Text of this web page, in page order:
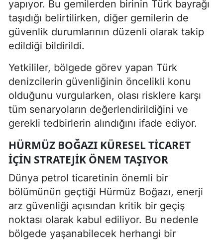
yapıyor. Bu gemilerden birinin Türk bayrağı
taşıdığı belirtilirken, diğer gemilerin de
güvenlik durumlarının düzenli olarak takip
edildiği bildirildi.
Yetkililer, bölgede görev yapan Türk
denizcilerin güvenliğinin öncelikli konu
olduğunu vurgularken, olası risklere karşı
tüm senaryoların değerlendirildiğini ve
gerekli tedbirlerin alındığını ifade ediyor.
HÜRMÜZ BOĞAZI KÜRESEL TICARET
IÇIN STRATEJIK ÖNEM TAŞIYOR
Dünya petrol ticaretinin önemli bir
bölümünün geçtiği Hürmüz Boğazı, enerji
arz güvenliği açısından kritik bir geçiş
noktası olarak kabul ediliyor. Bu nedenle
bölgede yaşanabilecek herhangi bir